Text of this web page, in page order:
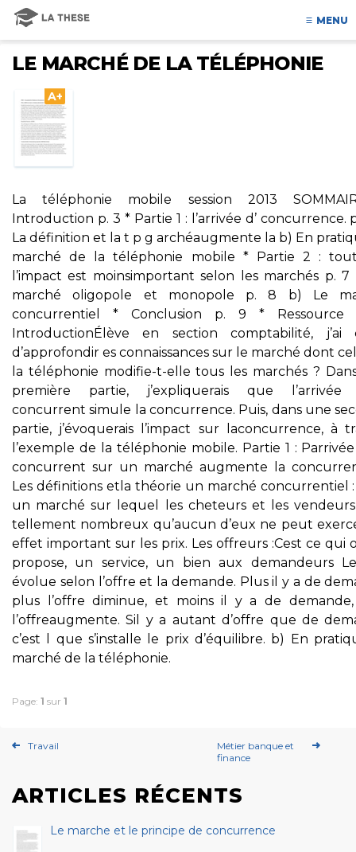
MENU
LE MARCHÉ DE LA TÉLÉPHONIE
A+
La téléphonie mobile session 2013
Introduction p. 3 * Partie 1 : l’arrivée d’ concurrence.
La définition et la t p g archéaugmente la b) En
marché de la téléphonie mobile * Partie 2 :
l’impact est moinsimportant selon les marchés p. 7
marché oligopole et monopole p. 8 b) Le
concurrentiel * Conclusion p. 9 *
IntroductionÉlève en section comptabilité, j’ai
d’approfondir es connaissances sur le marché dont
la téléphonie modifie-t-elle tous les marchés ?
première partie, j’expliquerais que l’arrivée
concurrent simule la concurrence. Puis, dans une
partie, j’évoquerais l’impact sur laconcurrence, à
l’exemple de la téléphonie mobile. Partie 1 :
concurrent sur un marché augmente la
Les définitions etla théorie un marché concurrentiel :
un marché sur lequel les cheteurs et les
tellement nombreux qu’aucun d’eux ne peut
effet important sur les prix. Les offreurs :Cest ce qui
propose, un service, un bien aux demandeurs
évolue selon l’offre et la demande. Plus il y a de
plus l’offre diminue, et moins il y a de
l’offreaugmente. Sil y a autant d’offre que de
c’est l que s’installe le prix d’équilibre. b) En
marché de la téléphonie.
Page: 1 sur 1
Travail
Métier banque et
finance
ARTICLES RÉCENTS
Le marche et le principe de concurrence